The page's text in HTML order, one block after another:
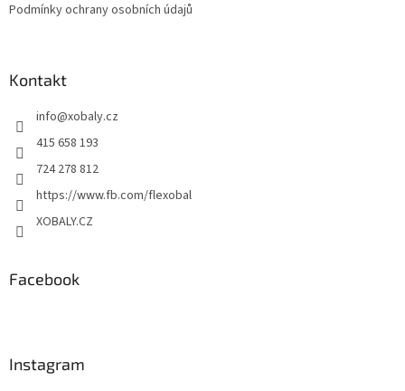
Podmínky ochrany osobních údajů
Kontakt
info@xobaly.cz
415 658 193
724 278 812
https://www.fb.com/flexobal
XOBALY.CZ
Facebook
Instagram